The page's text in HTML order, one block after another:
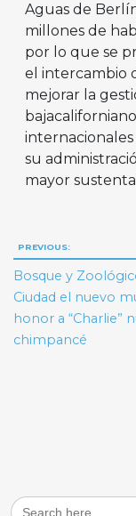
Aguas de
millones de
por lo que se
el intercambio
mejorar la
su
mayor
Navegación
de
entradas
PREVIOUS:
Bosque y
Ciudad el nuevo
honor a “Charlie”
chimpancé
Search